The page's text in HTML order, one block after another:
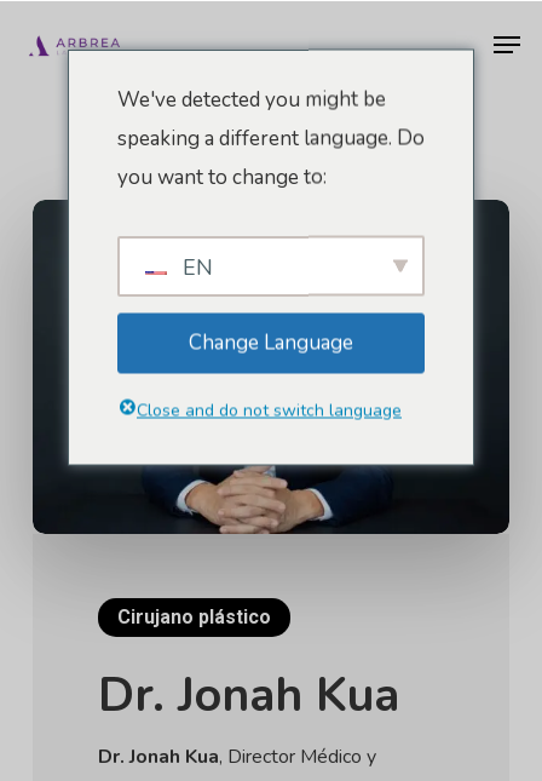
Cirujano plástico
Dr. Jonah Kua
Dr. Jonah Kua, Director Médico y
We've detected you might be
speaking a different language. Do
you want to change to:
EN
Change Language
Close and do not switch language